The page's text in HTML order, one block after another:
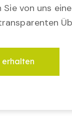
Sie von uns
erhalten